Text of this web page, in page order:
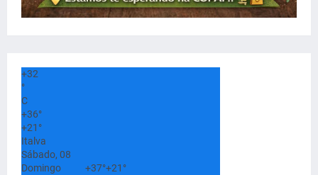
+32
°
C
+36°
+21°
Italva
Sábado, 08
Domingo
+37°+21°